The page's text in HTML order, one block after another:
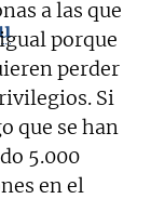
a las que
porque
perder
Si
que se han
5.000
en el